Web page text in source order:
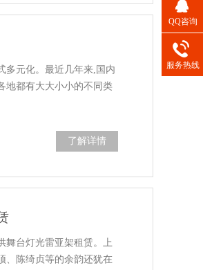
多元化。最近几年来,国内
地都有大大小小的不同类
了解详情
舞台灯光雷亚架租赁。上
、陈绮贞等的余韵还犹在
QQ咨询
服务热线